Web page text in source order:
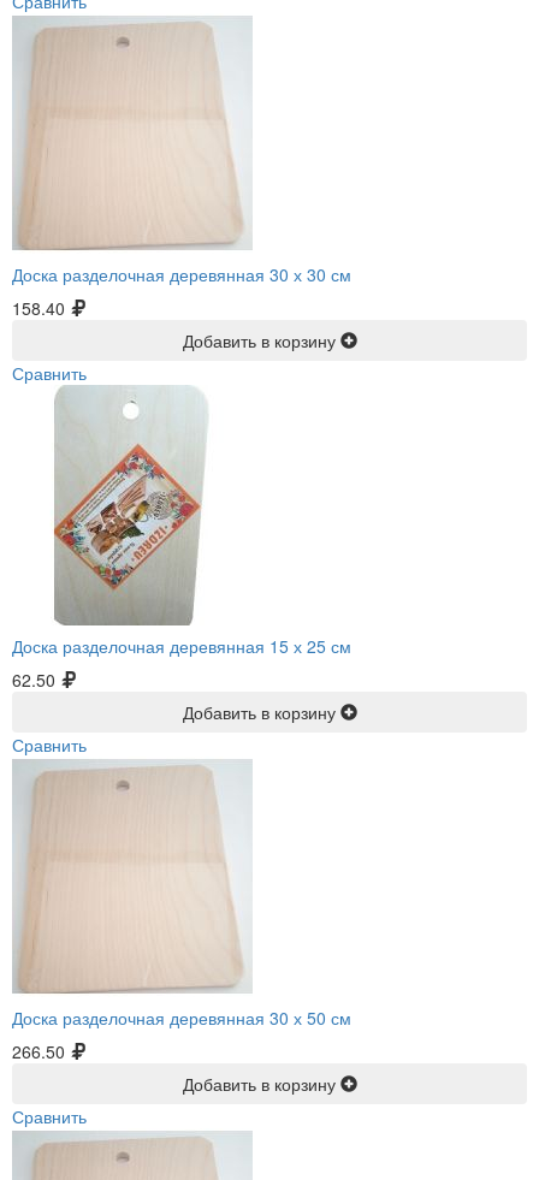
Доска разделочная деревянная 30 х 30 см
158.40
Добавить в корзину
Сравнить
Доска разделочная деревянная 15 х 25 см
62.50
Добавить в корзину
Сравнить
Доска разделочная деревянная 30 х 50 см
266.50
Добавить в корзину
Сравнить